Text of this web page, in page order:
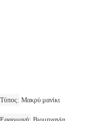
Τύπος Μακρύ μανίκι